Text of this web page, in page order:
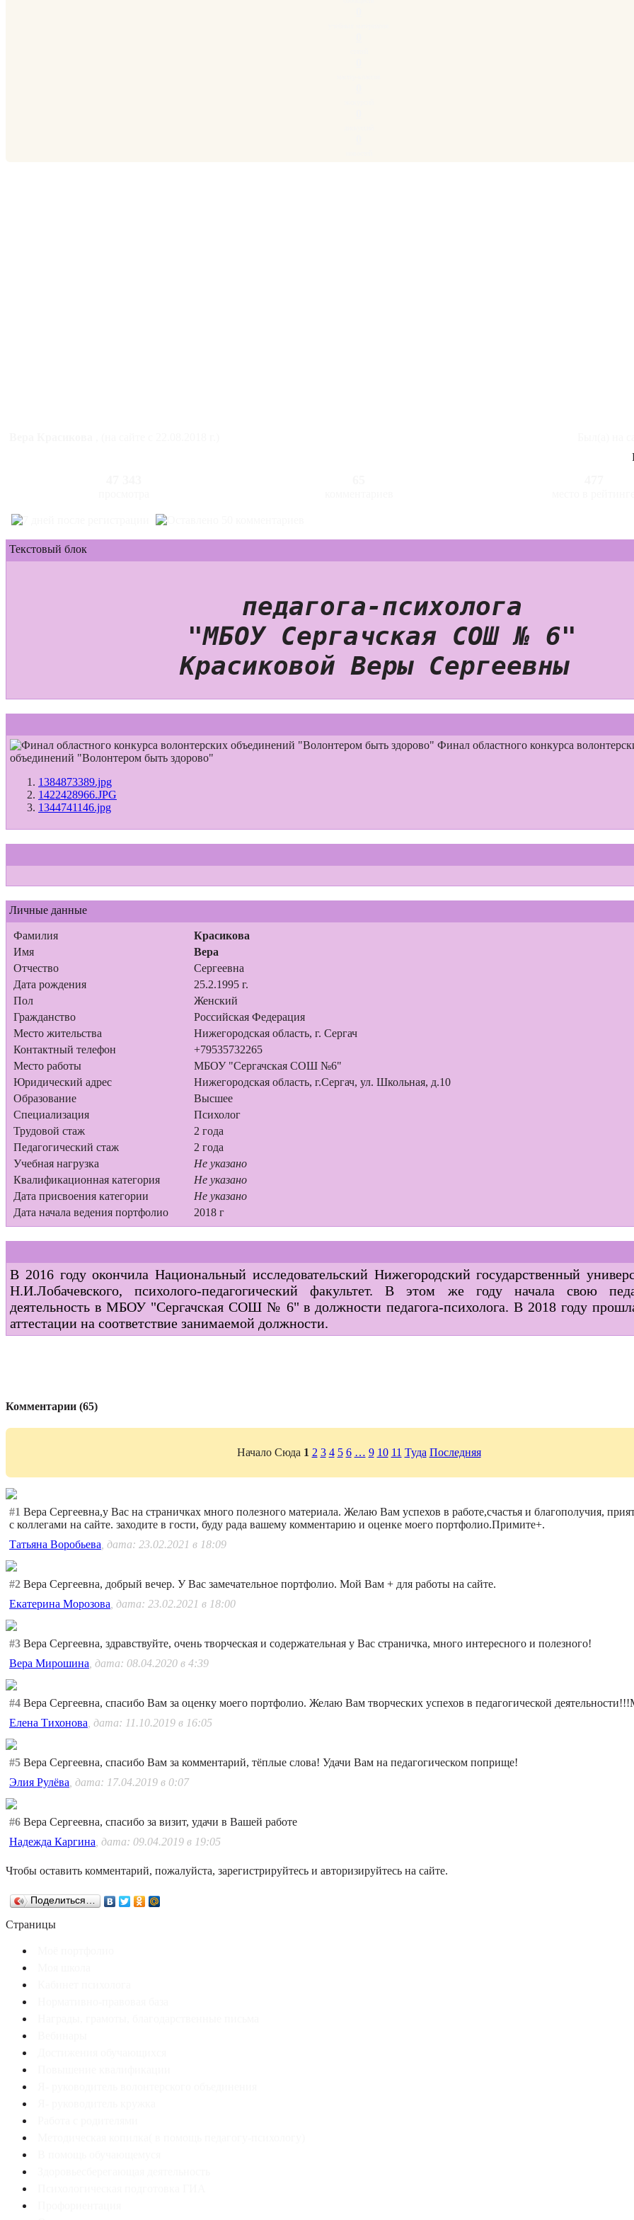
Текстовый блок
педагога-психолога
"МБОУ Сергачская СОШ № 6"
Красиковой Веры Сергеевны
Финал областного конкурса
объединений "Волонтером быть здорово"
1384873389.jpg
1422428966.JPG
1344741146.jpg
Личные данные
Фамилия
Красикова
Имя
Вера
Отчество
Сергеевна
Дата рождения
25.2.1995 г.
Пол
Женский
Гражданство
Российская Федерация
Место жительства
Нижегородская область, г. Сергач
Контактный телефон
+79535732265
Место работы
МБОУ "Сергачская СОШ №6"
Юридический адрес
Нижегородская область, г.Сергач, ул. Школьная, д.10
Образование
Высшее
Специализация
Психолог
Трудовой стаж
2 года
Педагогический стаж
2 года
Учебная нагрузка
Не указано
Квалификационная категория
Не указано
Дата присвоения категории
Не указано
Дата начала ведения портфолио
2018 г
В 2016 году окончилаНациональный исследовательский Нижегородский государственный
Н.И.Лобачевского, психолого-педагогический факультет. В этом же году начала свою
деятельность в МБОУ "Сергачская СОШ № 6" в должности педагога-психолога. В 2018 году
аттестации на соответствие занимаемой должности.
Комментарии (65)
Начало Сюда 1 2 3 4 5 6 … 9 10 11 Туда Последняя
#1 Вера Сергеевна,у Вас на страничках много полезного материала. Желаю Вам успехов в работе,счастья и благополучия,
с коллегами на сайте. заходите в гости, буду рада вашему комментарию и оценке моего портфолио.Примите+.
Татьяна Воробьева , дата: 23.02.2021 в 18:09
#2 Вера Сергеевна, добрый вечер. У Вас замечательное портфолио. Мой Вам + для работы на сайте.
Екатерина Морозова , дата: 23.02.2021 в 18:00
#3 Вера Сергеевна, здравствуйте, очень творческая и содержательная у Вас страничка, много интересного и полезного!
Вера Мирошина , дата: 08.04.2020 в 4:39
#4 Вера Сергеевна, спасибо Вам за оценку моего портфолио. Желаю Вам творческих успехов в педагогической
Елена Тихонова , дата: 11.10.2019 в 16:05
#5 Вера Сергеевна, спасибо Вам за комментарий, тёплые слова! Удачи Вам на педагогическом поприще!
Элия Рулёва , дата: 17.04.2019 в 0:07
#6 Вера Сергеевна, спасибо за визит, удачи в Вашей работе
Надежда Каргина , дата: 09.04.2019 в 19:05
Чтобы оставить комментарий, пожалуйста, зарегистрируйтесь и авторизируйтесь на сайте.
Поделиться…
Страницы